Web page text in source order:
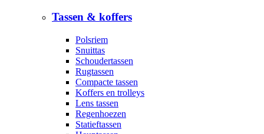
Tassen & koffers
Polsriem
Snuittas
Schoudertassen
Rugtassen
Compacte tassen
Koffers en trolleys
Lens tassen
Regenhoezen
Statieftassen